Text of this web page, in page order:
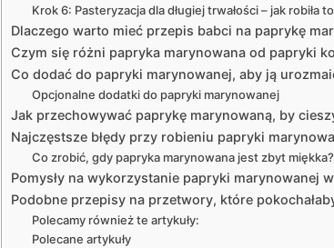
Krok 6: Pasteryzacja dla długiej trwałości – jak robiła
Dlaczego warto mieć przepis babci na paprykę
Czym się różni papryka marynowana od papryki
Co dodać do papryki marynowanej, aby ją
Opcjonalne dodatki do papryki marynowanej
Jak przechowywać paprykę marynowaną, by
Najczęstsze błędy przy robieniu papryki
Co zrobić, gdy papryka marynowana jest zbyt miękka?
Pomysły na wykorzystanie papryki marynowanej
Podobne przepisy na przetwory, które
Polecamy również te artykuły:
Polecane artykuły